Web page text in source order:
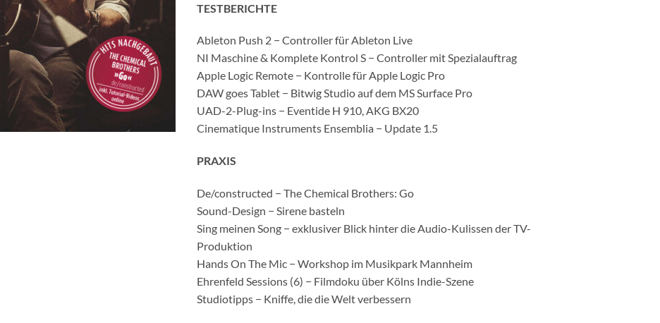
TESTBERICHTE
Ableton Push 2 − Controller für Ableton Live
NI Maschine & Komplete Kontrol S − Controller mit Spezialauftrag
Apple Logic Remote − Kontrolle für Apple Logic Pro
DAW goes Tablet − Bitwig Studio auf dem MS Surface Pro
UAD-2-Plug-ins − Eventide H 910, AKG BX20
Cinematique Instruments Ensemblia − Update 1.5
PRAXIS
De/constructed − The Chemical Brothers: Go
Sound-Design − Sirene basteln
Sing meinen Song − exklusiver Blick hinter die Audio-Kulissen der TV-
Produktion
Hands On The Mic − Workshop im Musikpark Mannheim
Ehrenfeld Sessions (6) − Filmdoku über Kölns Indie-Szene
Studiotipps − Kniffe, die die Welt verbessern